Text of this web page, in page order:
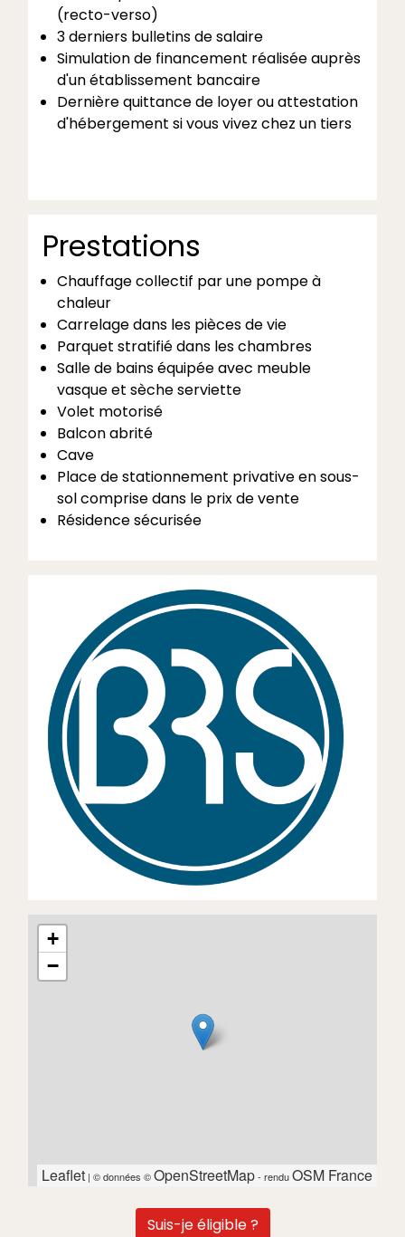
(recto-verso)
3 derniers bulletins de salaire
Simulation de financement réalisée auprès
d'un établissement bancaire
Dernière quittance de loyer ou attestation
d'hébergement si vous vivez chez un tiers
Prestations
Chauffage collectif par une pompe à
chaleur
Carrelage dans les pièces de vie
Parquet stratifié dans les chambres
Salle de bains équipée avec meuble
vasque et sèche serviette
Volet motorisé
Balcon abrité
Cave
Place de stationnement privative en sous-
sol comprise dans le prix de vente
Résidence sécurisée
+
−
Leaflet | © données ©OpenStreetMap- renduOSM France
Suis-je éligible ?